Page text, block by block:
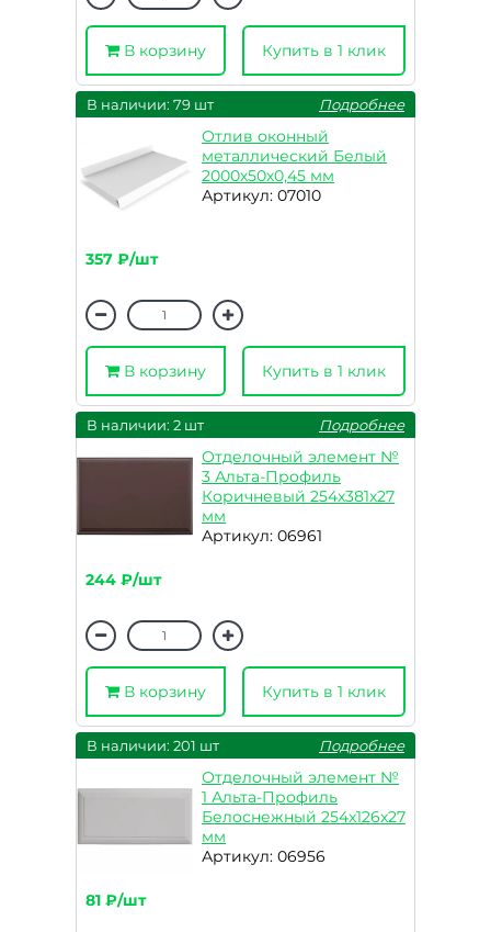
В корзину Купить в 1 клик
В наличии: 79 шт Подробнее
Отлив оконный
металлический Белый
2000х50х0,45 мм
Артикул: 07010
357 ₽/шт
В корзину Купить в 1 клик
В наличии: 2 шт Подробнее
Отделочный элемент №
3 Альта-Профиль
Коричневый 254x381x27
мм
Артикул: 06961
244 ₽/шт
В корзину Купить в 1 клик
В наличии: 201 шт Подробнее
Отделочный элемент №
1 Альта-Профиль
Белоснежный 254x126x27
мм
Артикул: 06956
81 ₽/шт